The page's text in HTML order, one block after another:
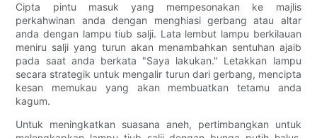
Cipta pintu masuk yang mempesonakan ke majlis
perkahwinan anda dengan menghiasi gerbang atau altar
anda dengan lampu tiub salji. Lata lembut lampu berkilauan
meniru salji yang turun akan menambahkan sentuhan ajaib
pada saat anda berkata "Saya lakukan." Letakkan lampu
secara strategik untuk mengalir turun dari gerbang, mencipta
kesan memukau yang akan membuatkan tetamu anda
kagum.
Untuk meningkatkan suasana aneh, pertimbangkan untuk